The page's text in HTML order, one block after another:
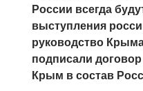
России всегда
выступления
руководство
подписали
Крым в состав